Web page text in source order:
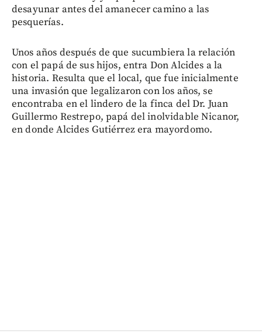
desayunar antes del amanecer camino a las
pesquerías.
Unos años después de que sucumbiera la relación
con el papá de sus hijos, entra Don Alcides a la
historia. Resulta que el local, que fue inicialmente
una invasión que legalizaron con los años, se
encontraba en el lindero de la finca del Dr. Juan
Guillermo Restrepo, papá del inolvidable Nicanor,
en donde Alcides Gutiérrez era mayordomo.